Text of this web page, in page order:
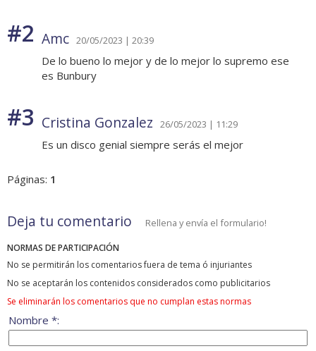
#2 Amc 20/05/2023 | 20:39
De lo bueno lo mejor y de lo mejor lo supremo ese
es Bunbury
#3 Cristina Gonzalez 26/05/2023 | 11:29
Es un disco genial siempre serás el mejor
Páginas: 1
Deja tu comentario Rellena y envía el formulario!
NORMAS DE PARTICIPACIÓN
No se permitirán los comentarios fuera de tema ó injuriantes
No se aceptarán los contenidos considerados como publicitarios
Se eliminarán los comentarios que no cumplan estas normas
Nombre *: